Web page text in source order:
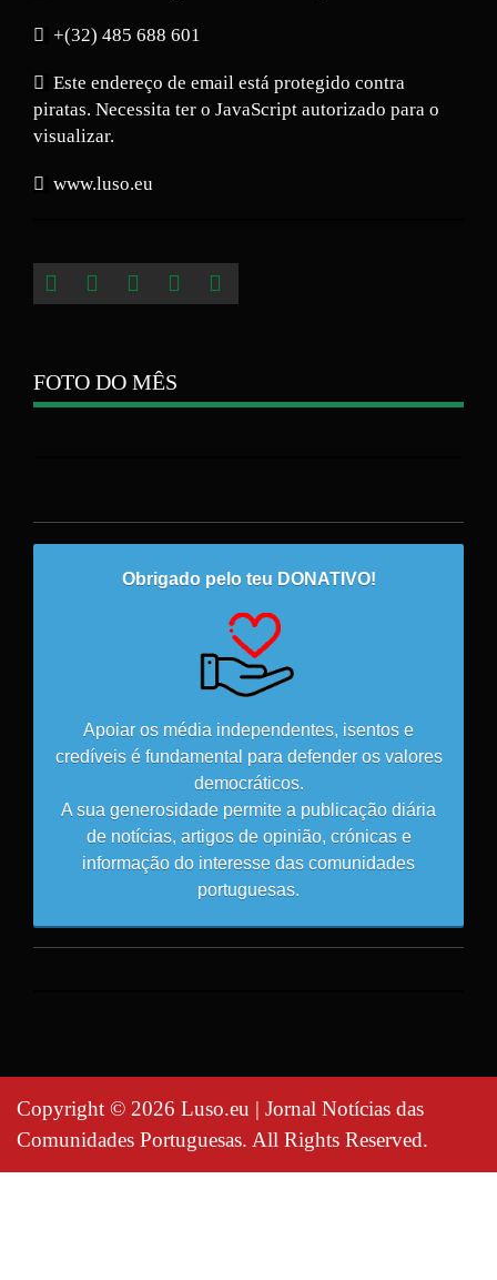
+(32) 485 688 601
Este endereço de email está protegido contra
piratas. Necessita ter o JavaScript autorizado para o
visualizar.
www.luso.eu
FOTO DO MÊS
Obrigado pelo teu DONATIVO!
Apoiar os média independentes, isentos e
credíveis é fundamental para defender os valores
democráticos.
A sua generosidade permite a publicação diária
de notícias, artigos de opinião, crónicas e
informação do interesse das comunidades
portuguesas.
Copyright © 2026 Luso.eu | Jornal Notícias das
Comunidades Portuguesas. All Rights Reserved.